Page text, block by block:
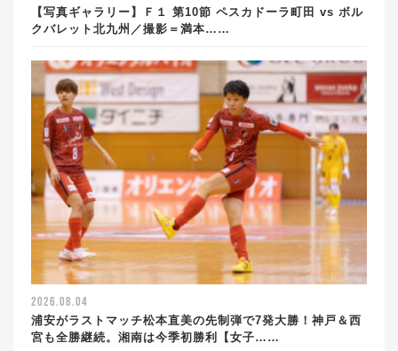
【写真ギャラリー】Ｆ１ 第10節 ペスカドーラ町田 vs ボル
クバレット北九州／撮影＝満本……
2026.08.04
浦安がラストマッチ松本直美の先制弾で7発大勝！神戸＆西
宮も全勝継続。湘南は今季初勝利【女子……